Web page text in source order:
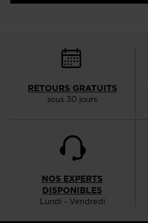
RETOURS GRATUITS
sous 30 jours
NOS EXPERTS
DISPONIBLES
Lundi - Vendredi